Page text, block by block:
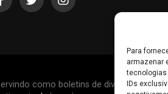
Para
armazenar
tecnologias
IDs
como boletins de divulgação, e